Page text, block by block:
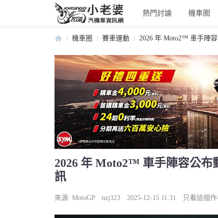
熱門討論 機車圈
小
老
›
機車圈
›
賽車運動
›
2026 年 Moto2™ 車手陣
2026 年 Moto2™ 車手陣容公
訊
來源: MotoGP nzj323 2025-12-15 11:31 只看這個